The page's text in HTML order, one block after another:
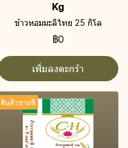
Kg
ข้าวหอมมะลิไทย 25 กิโล
฿0
เพิ่มลงตะกร้า
สินค้าขายดี